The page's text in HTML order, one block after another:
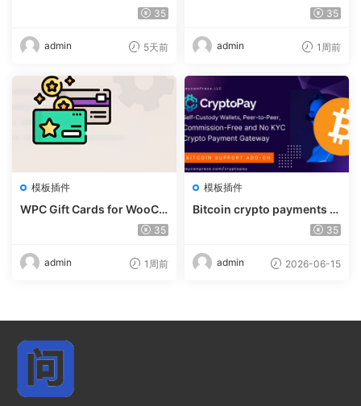
35
admin 5天前
& Payments (Premium) v1.
35
admin 1周前
模板插件
WPC Gift Cards for WooCo
mmerce (Premium) v1.0.235
admin 1周前
模板插件
Bitcoin crypto payments s
upport for CryptoPay v1.4.
35
admin 2026-06-15